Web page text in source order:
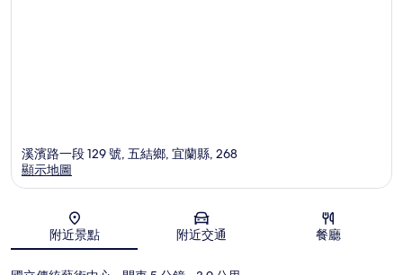
地圖
溪濱路一段 129 號, 五結鄉, 宜蘭縣, 268
顯示地圖
附近景點 附近交通 餐廳